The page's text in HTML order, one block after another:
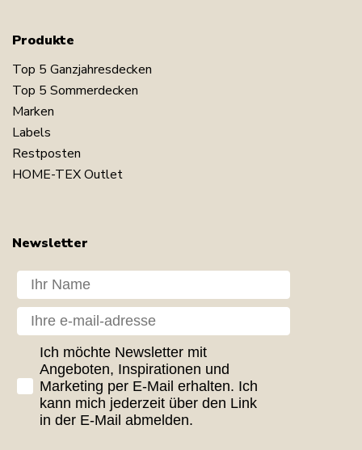
Produkte
Top 5 Ganzjahresdecken
Top 5 Sommerdecken
Marken
Labels
Restposten
HOME-TEX Outlet
Newsletter
Dit navn
Din e-mail
GDPR consent
Ich möchte Newsletter mit
Angeboten, Inspirationen und
Marketing per E-Mail erhalten. Ich
kann mich jederzeit über den Link
in der E-Mail abmelden.